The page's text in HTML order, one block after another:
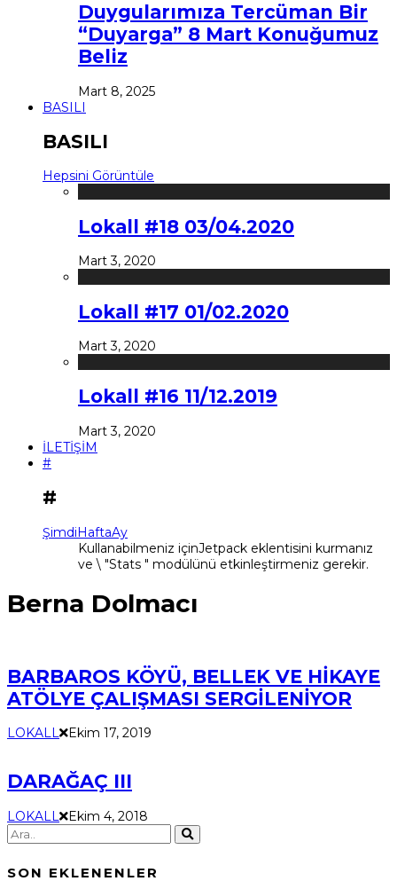
Duygularımıza Tercüman Bir
“Duyarga” 8 Mart Konuğumuz
Beliz
Mart 8, 2025
BASILI
BASILI
Hepsini Görüntüle
Lokall #18 03/04.2020
Mart 3, 2020
Lokall #17 01/02.2020
Mart 3, 2020
Lokall #16 11/12.2019
Mart 3, 2020
İLETİŞİM
#
#
ŞimdiHaftaAy
Kullanabilmeniz içinJetpack eklentisini kurmanız
ve \ "Stats " modülünü etkinleştirmeniz gerekir.
Berna Dolmacı
BARBAROS KÖYÜ, BELLEK VE HİKAYE
ATÖLYE ÇALIŞMASI SERGİLENİYOR
LOKALL Ekim 17, 2019
DARAĞAÇ III
LOKALL Ekim 4, 2018
SON EKLENENLER